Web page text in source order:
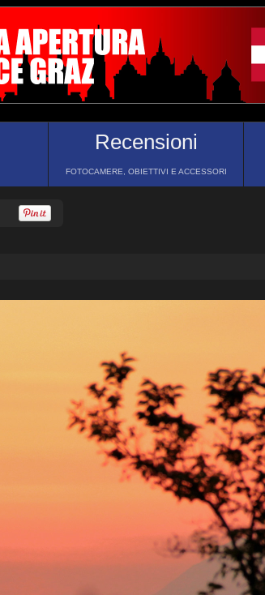
Recensioni
FOTOCAMERE, OBIETTIVI E ACCESSORI